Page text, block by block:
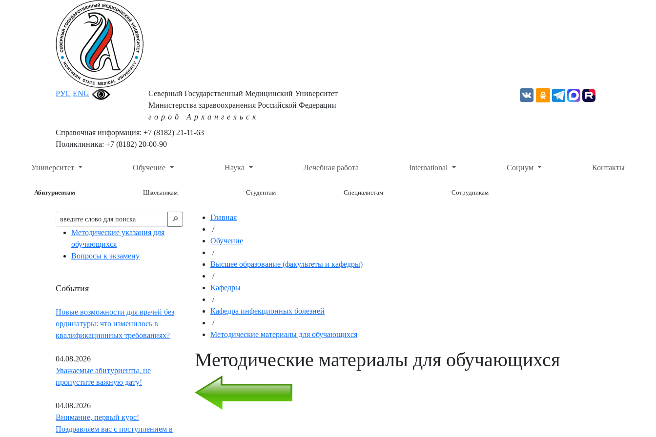
РУС ENG
Северный Государственный Медицинский Университет
Министерства здравоохранения Российской Федерации
город Архангельск
Справочная информация: +7 (8182) 21-11-63
Поликлиника: +7 (8182) 20-00-90
Университет Обучение Наука Лечебная работа International Социум Контакты
Абитуриентам Школьникам Студентам Специалистам Сотрудникам
🔎︎
Методические указания для
обучающихся
Вопросы к экзамену
События
Новые возможности для врачей без
ординатуры: что изменилось в
квалификационных требованиях?
04.08.2026
Уважаемые абитуриенты, не
пропустите важную дату!
04.08.2026
Внимание, первый курс!
Поздравляем вас с поступлением в
Главная
/
Обучение
/
Высшее образование (факультеты и кафедры)
/
Кафедры
/
Кафедра инфекционных болезней
/
Методические материалы для обучающихся
Методические материалы для обучающихся